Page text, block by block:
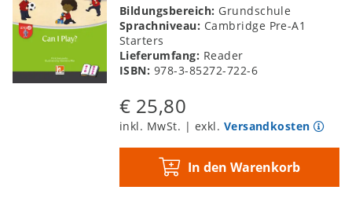
Bildungsbereich: Grundschule
Sprachniveau: Cambridge Pre-A1
Starters
Lieferumfang: Reader
ISBN: 978-3-85272-722-6
€ 25,80
inkl. MwSt. | exkl. Versandkosten
In den Warenkorb